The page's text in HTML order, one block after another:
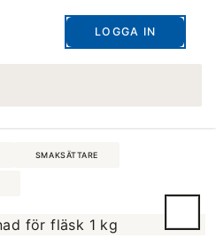
LOGGA IN
SMAKSÄTTARE